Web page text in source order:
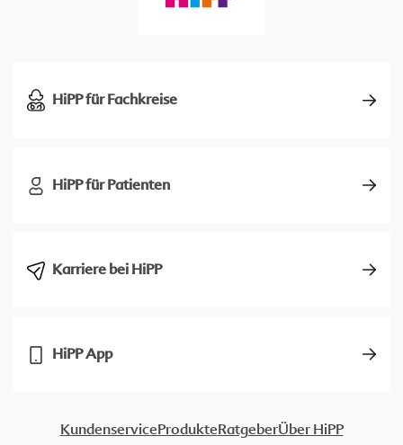
HiPP für Fachkreise
HiPP für Patienten
Karriere bei HiPP
HiPP App
KundenserviceProdukteRatgeberÜber HiPP